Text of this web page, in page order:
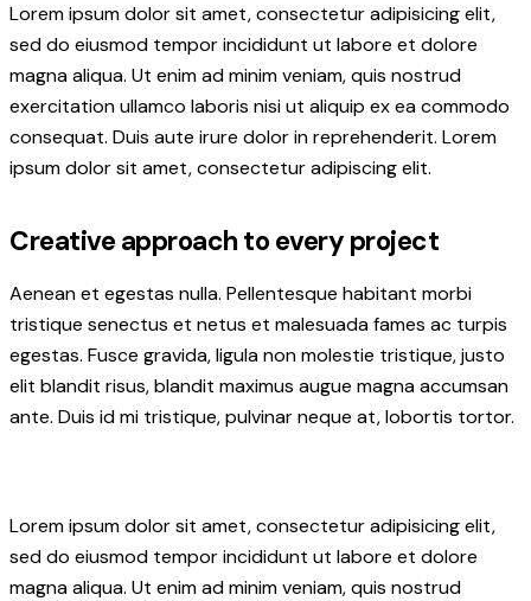
Lorem ipsum dolor sit amet, consectetur adipisicing elit,
sed do eiusmod tempor incididunt ut labore et dolore
magna aliqua. Ut enim ad minim veniam, quis nostrud
exercitation ullamco laboris nisi ut aliquip ex ea commodo
consequat. Duis aute irure dolor in reprehenderit. Lorem
ipsum dolor sit amet, consectetur adipiscing elit.
Creative approach to every project
Aenean et egestas nulla. Pellentesque habitant morbi
tristique senectus et netus et malesuada fames ac turpis
egestas. Fusce gravida, ligula non molestie tristique, justo
elit blandit risus, blandit maximus augue magna accumsan
ante. Duis id mi tristique, pulvinar neque at, lobortis tortor.
Lorem ipsum dolor sit amet, consectetur adipisicing elit,
sed do eiusmod tempor incididunt ut labore et dolore
magna aliqua. Ut enim ad minim veniam, quis nostrud